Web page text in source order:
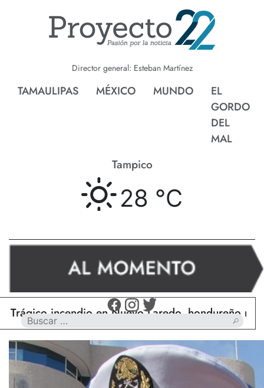
Director general: Esteban Martínez
TAMAULIPAS MÉXICO MUNDO
EL
GORDO
DEL
MAL
Tampico
28 °C
incendio en Nuevo Laredo, hondureño muere